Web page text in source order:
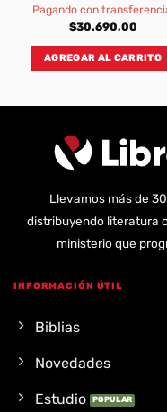
Pagando con
$30.690,00
AGREGAR AL CARRITO
Llevamos más de
distribuyendo literatura
ministerio que
INFORMACIÓN ÚTIL
Biblias
Novedades
Estudio